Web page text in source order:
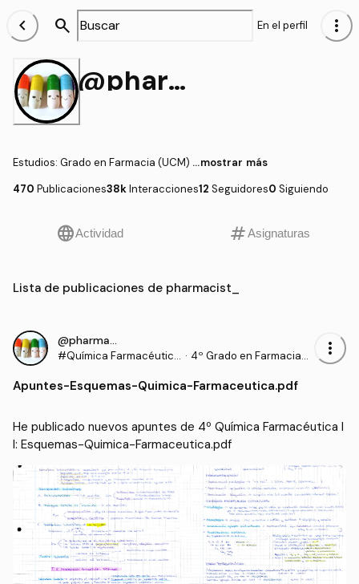
chevron_left search En el perfil more_vert
@pharmacist_
Estudios: Grado en Farmacia (UCM) ...mostrar más
470 Publicaciones38kInteracciones12 Seguidores0 Siguiendo
languageActividad tagAsignaturas
Lista de publicaciones de pharmacist_
@pharmacist_
#Química Farmacéutica · 4º Grado en Farmacia
more_vert
Apuntes-Esquemas-Quimica-Farmaceutica.pdf
He publicado nuevos apuntes de 4º Química Farmacéutica I
I: Esquemas-Quimica-Farmaceutica.pdf